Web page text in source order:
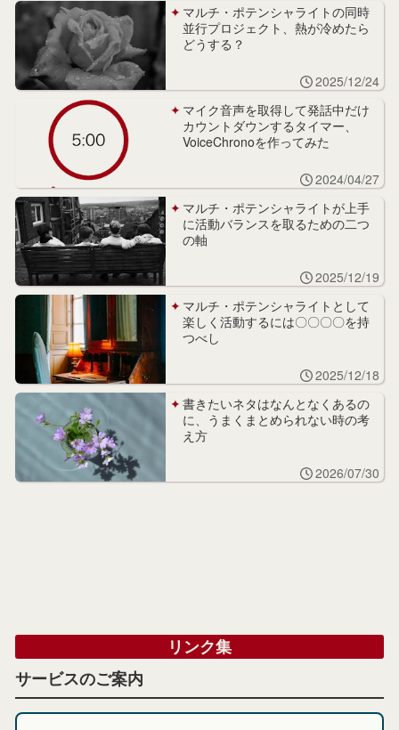
マルチ・ポテンシャライトの同時
並行プロジェクト、熱が冷めたら
どうする？
2025/12/24
マイク音声を取得して発話中だけ
カウントダウンするタイマー、
VoiceChronoを作ってみた
2024/04/27
マルチ・ポテンシャライトが上手
に活動バランスを取るための二つ
の軸
2025/12/19
マルチ・ポテンシャライトとして
楽しく活動するには〇〇〇〇を持
つべし
2025/12/18
書きたいネタはなんとなくあるの
に、うまくまとめられない時の考
え方
2026/07/30
リンク集
サービスのご案内